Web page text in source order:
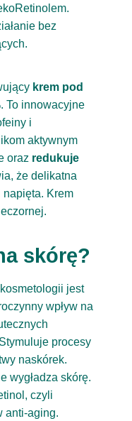
bez
krem pod
To innowacyjne
i
aktywnym
oraz redukuje
że delikatna
napięta. Krem
skórę?
jest
wpływ na
procesy
naskórek.
wygładza skórę.
czyli
anti-aging.